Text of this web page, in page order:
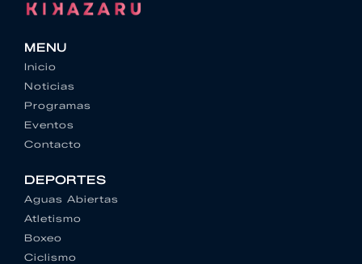
MENU
Inicio
Noticias
Programas
Eventos
Contacto
DEPORTES
Aguas Abiertas
Atletismo
Boxeo
Ciclismo